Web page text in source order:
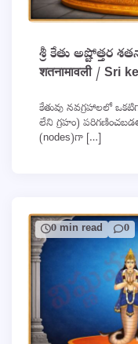
శ్రీ కేతు అష్టోత్తర
शतनामावली / Sri
కేతువు నవగ్రహాలలో
లేని గ్రహం)
(nodes)గా […]
0 min read 0